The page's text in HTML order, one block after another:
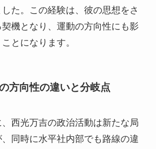
た。この経験は、彼の思想をさ
機となり、運動の方向性にも影
とになります。
方向性の違いと分岐点
西光万吉の政治活動は新たな局
同時に水平社内部でも路線の違